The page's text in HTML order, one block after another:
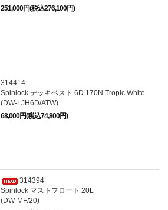
251,000円(税込276,100円)
314414
Spinlock デッキベスト 6D 170N Tropic White
(DW-LJH6D/ATW)
68,000円(税込74,800円)
314394
Spinlock マストフロート 20L
(DW-MF/20)